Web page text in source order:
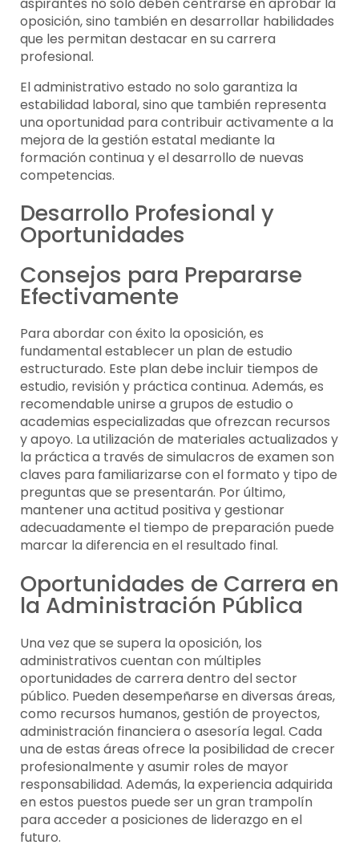
oposición, sino también en desarrollar habilidades
que les permitan destacar en su carrera
profesional.
El administrativo estado no solo garantiza la
estabilidad laboral, sino que también representa
una oportunidad para contribuir activamente a la
mejora de la gestión estatal mediante la
formación continua y el desarrollo de nuevas
competencias.
Desarrollo Profesional y
Oportunidades
Consejos para Prepararse
Efectivamente
Para abordar con éxito la oposición, es
fundamental establecer un plan de estudio
estructurado. Este plan debe incluir tiempos de
estudio, revisión y práctica continua. Además, es
recomendable unirse a grupos de estudio o
academias especializadas que ofrezcan recursos
y apoyo. La utilización de materiales actualizados y
la práctica a través de simulacros de examen son
claves para familiarizarse con el formato y tipo de
preguntas que se presentarán. Por último,
mantener una actitud positiva y gestionar
adecuadamente el tiempo de preparación puede
marcar la diferencia en el resultado final.
Oportunidades de Carrera en
la Administración Pública
Una vez que se supera la oposición, los
administrativos cuentan con múltiples
oportunidades de carrera dentro del sector
público. Pueden desempeñarse en diversas áreas,
como recursos humanos, gestión de proyectos,
administración financiera o asesoría legal. Cada
una de estas áreas ofrece la posibilidad de crecer
profesionalmente y asumir roles de mayor
responsabilidad. Además, la experiencia adquirida
en estos puestos puede ser un gran trampolín
para acceder a posiciones de liderazgo en el
futuro.